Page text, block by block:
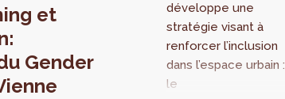
et
Gender
développe une
stratégie visant à
renforcer l’inclusion
dans l’espace urbain :
le